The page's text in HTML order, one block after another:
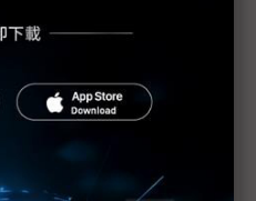
學習共同實驗室 推動AI技
生成式AI企業應用競賽